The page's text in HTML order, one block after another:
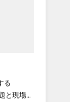
full
Sales,
る